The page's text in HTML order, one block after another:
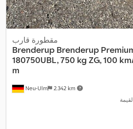
Neu-Ulm 2.342 km
مقطورة قارب
Brenderup Brenderup
180750UBL, 750 kg ZG, 100
m